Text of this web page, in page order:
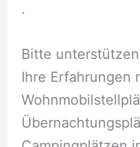
.
Bitte
Ihre Erfahrungen